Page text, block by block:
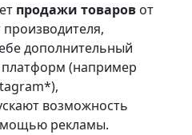
продажи товаров от
дополнительный
платформ (например
возможность
рекламы.